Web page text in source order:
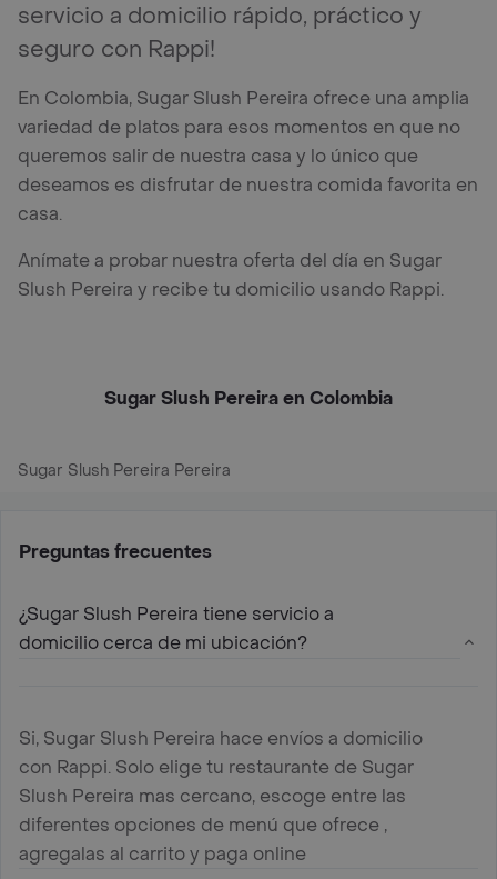
servicio a domicilio rápido, práctico y
seguro con Rappi!
En Colombia, Sugar Slush Pereira ofrece una amplia
variedad de platos para esos momentos en que no
queremos salir de nuestra casa y lo único que
deseamos es disfrutar de nuestra comida favorita en
casa.
Anímate a probar nuestra oferta del día en Sugar
Slush Pereira y recibe tu domicilio usando Rappi.
Sugar Slush Pereira en Colombia
Sugar Slush Pereira Pereira
Preguntas frecuentes
¿Sugar Slush Pereira tiene servicio a
domicilio cerca de mi ubicación?
Si, Sugar Slush Pereira hace envíos a domicilio
con Rappi. Solo elige tu restaurante de Sugar
Slush Pereira mas cercano, escoge entre las
diferentes opciones de menú que ofrece ,
agregalas al carrito y paga online